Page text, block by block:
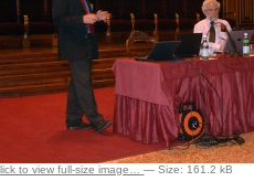
to view full-size image… —Size:161.2 kB